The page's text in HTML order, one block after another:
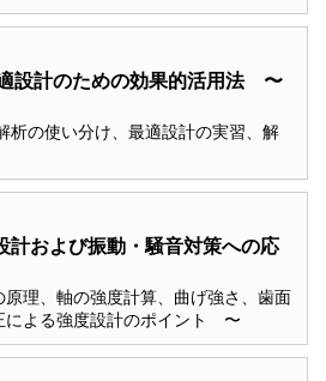
設計のための効果的活用法 〜
析の使い分け、最適設計の実習、解
計および振動・騒音対策への応
理、軸の強度計算、曲げ強さ、歯面
による強度設計のポイント 〜